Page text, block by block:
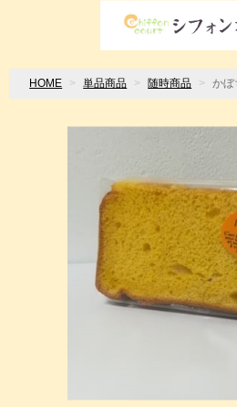
HOME 単品商品 随時商品 かぼ